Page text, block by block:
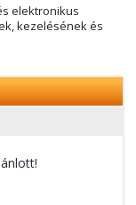
elektronikus
kezelésének és